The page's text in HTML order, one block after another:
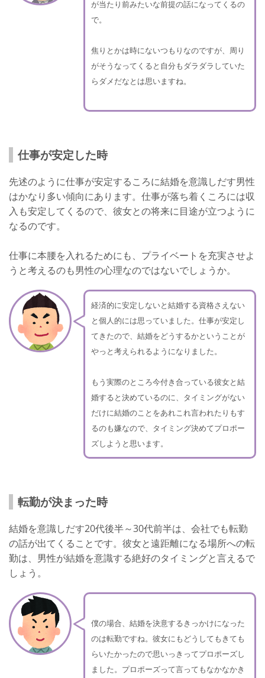
が当たり前みたいな前提の話になってくるの
で。
焦りとかは時にないつもりなのですが、周り
がそうなってくると自分もダラダラしていた
らダメだなとは思いますね。
仕事が安定した時
先述のように仕事が安定するころに結婚を意識しだす男性
はかなり多い傾向にあります。仕事が落ち着くころには収
入も安定してくるので、彼女との将来に目途が立つように
なるのです。
仕事に本腰を入れるためにも、プライベートを充実させよ
うと考えるのも男性の心理なのではないでしょうか。
経済的に安定しないと結婚する資格さえない
と個人的には思っていました。仕事が安定し
てきたので、結婚をどうするかということが
やっと考えられるようになりました。
もう実際のところ今付き合っている彼女と結
婚すると決めているのに、タイミングがない
だけに結婚のことをあれこれ言われたりもす
るのも嫌なので、タイミング決めてプロポー
ズしようと思います。
転勤が決まった時
結婚を意識しだす20代後半～30代前半は、会社でも転勤
の話が出てくることです。彼女と遠距離になる場所への転
勤は、男性が結婚を意識する絶好のタイミングと言えるで
しょう。
僕の場合、結婚を決意するきっかけになった
のは転勤ですね。彼女にもどうしてもきても
らいたかったので思いっきってプロポーズし
ました。プロポーズって言ってもなかなかき